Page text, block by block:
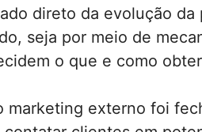
direto da evolução
seja por meio de
o que e como
marketing externo foi